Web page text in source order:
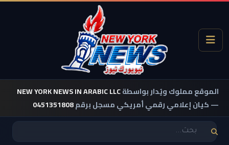
الموقع مملوك ويُدار بواسطةNEW YORK NEWS IN ARABIC LLC
— كيان إعلامي رقمي أمريكي مسجل برقم0451351808